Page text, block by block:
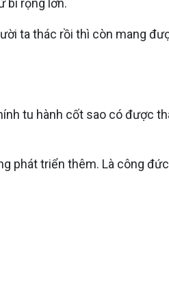
bi rộng lớn.
ta thác rồi thì còn mang
tu hành cốt sao có được
phát triển thêm. Là công